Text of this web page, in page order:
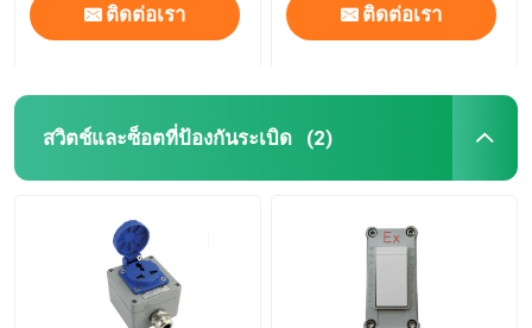
ติดต่อเรา ติดต่อเรา
สวิตช์และซ็อตที่ป้องกันระเบิด (2)